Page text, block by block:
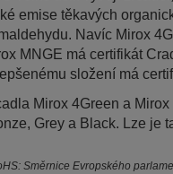
emise těkavých
Navíc Mirox
MNGE má certifikát
složení má
Mirox 4Green a
Grey a Black. Lze je
Směrnice Evropského